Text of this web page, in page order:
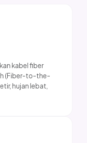
kabel fiber
(Fiber-to-the-
hujan lebat,